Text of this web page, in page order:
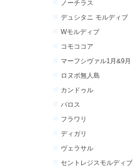
ノーチラス
デュシタニ モルディブ
Wモルディブ
コモココア
マーフシヴァル1月&9月
ロヌボ無人島
カンドゥル
バロス
フラワリ
ディガリ
ヴェラサル
セントレジスモルディブ